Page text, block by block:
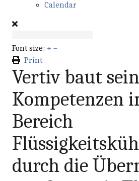
Calendar
Font size: + –
Print
Vertiv baut
Kompetenzen
Bereich
durch die